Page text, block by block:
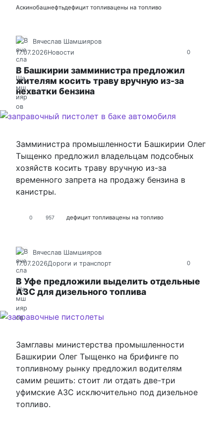
Аскинобашнефтьдефицит топливацены на топливо
0
Вячеслав Шамшияров
17.07.2026Новости
В Башкирии замминистра предложил
жителям косить траву вручную из-за
нехватки бензина
Замминистра промышленности Башкирии Олег
Тыщенко предложил владельцам подсобных
хозяйств косить траву вручную из-за
временного запрета на продажу бензина в
канистры.
0 957 дефицит топливацены на топливо
0
Вячеслав Шамшияров
17.07.2026Дороги и транспорт
В Уфе предложили выделить отдельные
АЗС для дизельного топлива
Замглавы министерства промышленности
Башкирии Олег Тыщенко на брифинге по
топливному рынку предложил водителям
самим решить: стоит ли отдать две-три
уфимские АЗС исключительно под дизельное
топливо.